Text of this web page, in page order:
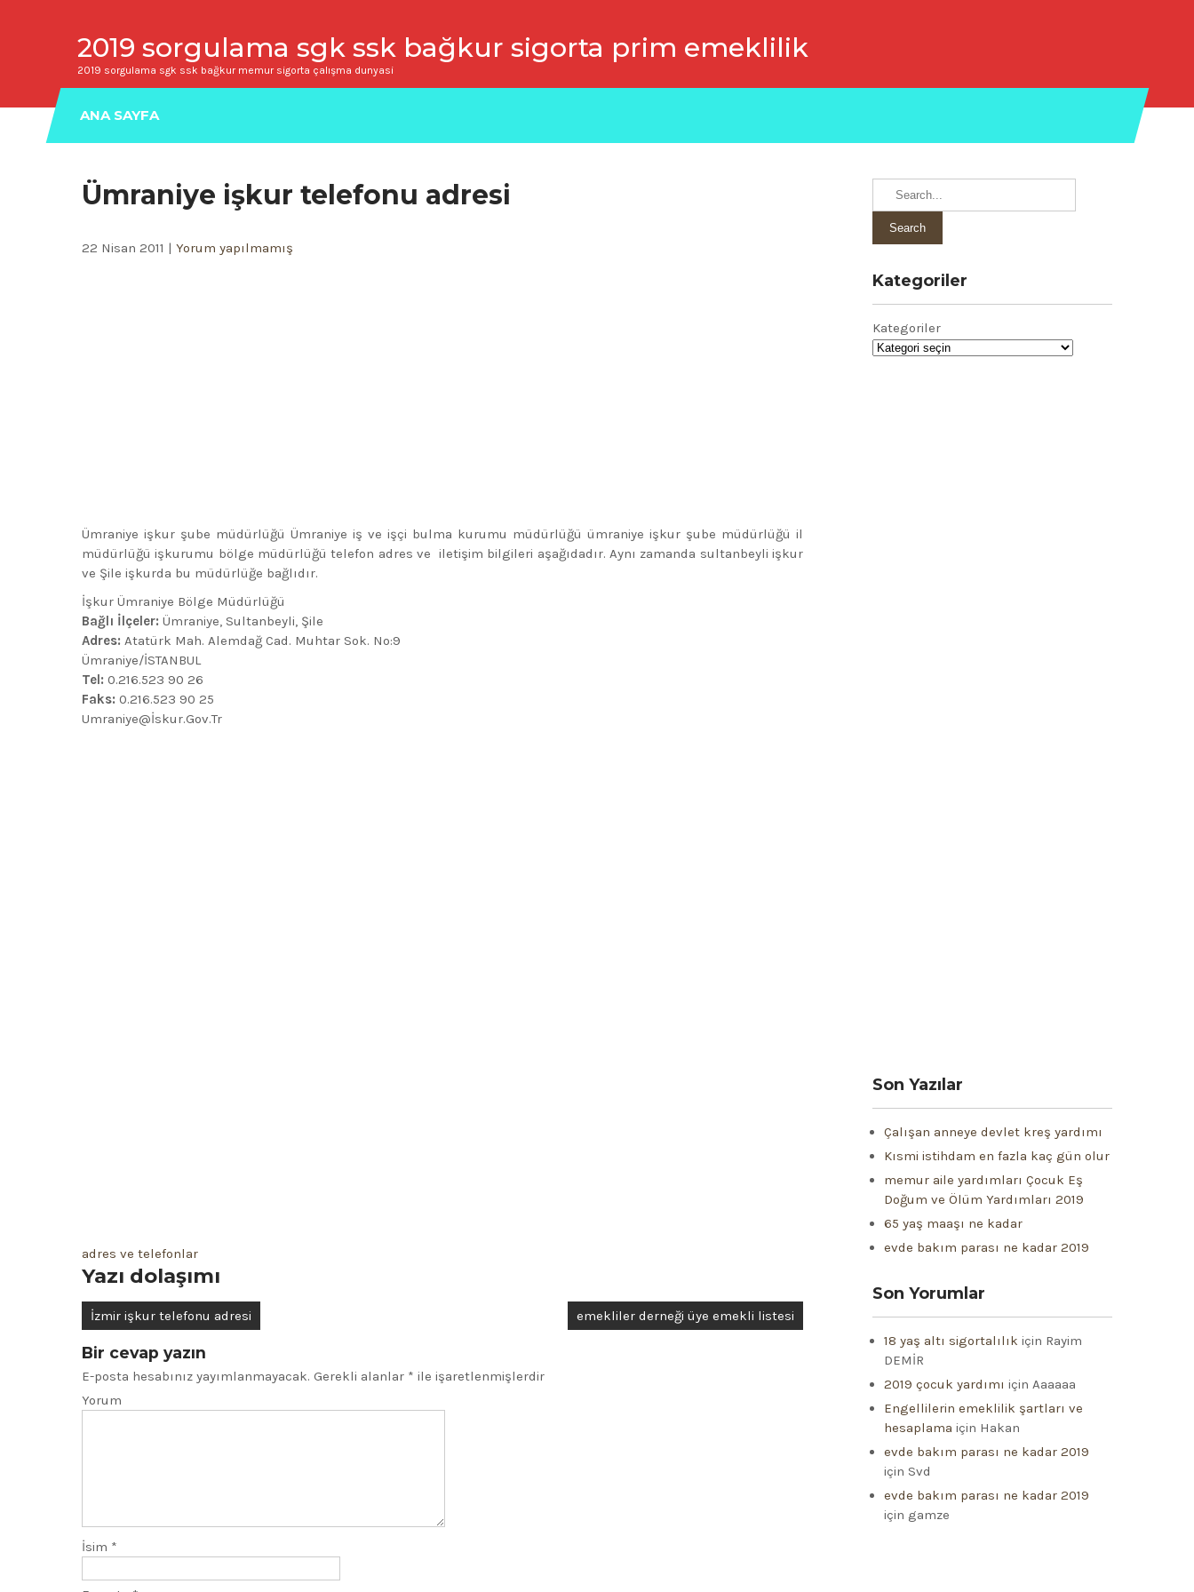
2019 sorgulama sgk ssk bağkur sigorta prim emeklilik
2019 sorgulama sgk ssk bağkur memur sigorta çalışma dunyasi
ANA SAYFA
Ümraniye işkur telefonu adresi
22 Nisan 2011 | Yorum yapılmamış
Ümraniye işkur şube müdürlüğü Ümraniye iş ve işçi bulma kurumu müdürlüğü ümraniye işkur şube müdürlüğü il
müdürlüğü işkurumu bölge müdürlüğü telefon adres ve iletişim bilgileri aşağıdadır. Aynı zamanda sultanbeyli işkur
ve Şile işkurda bu müdürlüğe bağlıdır.
İşkur Ümraniye Bölge Müdürlüğü
Bağlı İlçeler: Ümraniye, Sultanbeyli, Şile
Adres: Atatürk Mah. Alemdağ Cad. Muhtar Sok. No:9
Ümraniye/İSTANBUL
Tel: 0.216.523 90 26
Faks: 0.216.523 90 25
Umraniye@İskur.Gov.Tr
adres ve telefonlar
Yazı dolaşımı
İzmir işkur telefonu adresi emekliler derneği üye emekli listesi
Bir cevap yazın
E-posta hesabınız yayımlanmayacak. Gerekli alanlar * ile işaretlenmişlerdir
Yorum
İsim *
Kategoriler
Kategoriler
Son Yazılar
Çalışan anneye devlet kreş yardımı
Kısmi istihdam en fazla kaç gün olur
memur aile yardımları Çocuk Eş
Doğum ve Ölüm Yardımları 2019
65 yaş maaşı ne kadar
evde bakım parası ne kadar 2019
Son Yorumlar
18 yaş altı sigortalılık için Rayim
DEMİR
2019 çocuk yardımı için Aaaaaa
Engellilerin emeklilik şartları ve
hesaplama için Hakan
evde bakım parası ne kadar 2019
için Svd
evde bakım parası ne kadar 2019
için gamze